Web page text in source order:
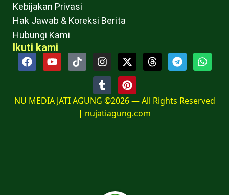
Kebijakan Privasi
Hak Jawab & Koreksi Berita
Hubungi Kami
Ikuti kami
NU MEDIA JATI AGUNG ©2026 — All Rights Reserved
| nujatiagung.com